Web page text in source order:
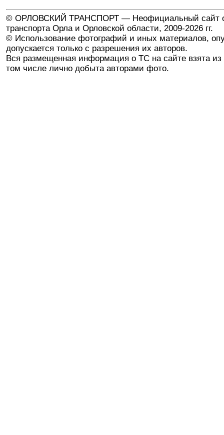
© ОРЛОВСКИЙ ТРАНСПОРТ — Неофициальный сайт
транспорта Орла и Орловской области, 2009-2026 гг.
© Использование фотографий и иных материалов,
допускается только с разрешения их авторов.
Вся размещенная информация о ТС на сайте взята из
том числе лично добыта авторами фото.